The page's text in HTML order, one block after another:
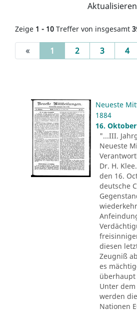
Aktualisieren
Zeige 1 - 10 Treffer von insgesamt
« 1 (current)
2 3 4
Neueste
1884
16. Oktober
"...III.
Neueste
Dr. H.
den 16.
deutsche
diesen
Zeugniß
es
Unter
werden
Nationen